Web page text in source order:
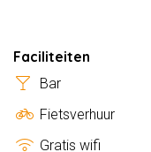
veel leuke activiteiten.
pakken en kunt u
ook een perfecte
zelf heeft leuke
Faciliteiten
Bar
Fietsverhuur
Gratis wifi